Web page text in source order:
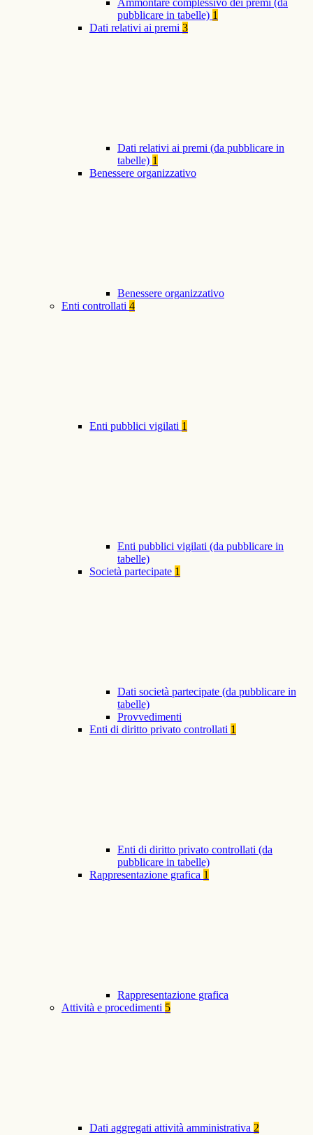
Ammontare complessivo dei premi (da
pubblicare in tabelle) 1
Dati relativi ai premi 3
Dati relativi ai premi (da pubblicare in
tabelle) 1
Benessere organizzativo
Benessere organizzativo
Enti controllati 4
Enti pubblici vigilati 1
Enti pubblici vigilati (da pubblicare in
tabelle)
Società partecipate 1
Dati società partecipate (da pubblicare in
tabelle)
Provvedimenti
Enti di diritto privato controllati 1
Enti di diritto privato controllati (da
pubblicare in tabelle)
Rappresentazione grafica 1
Rappresentazione grafica
Attività e procedimenti 5
Dati aggregati attività amministrativa 2